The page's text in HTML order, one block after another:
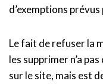
d’exemptions prévus
Le fait de refuser la
les supprimer n’a
sur le site, mais est